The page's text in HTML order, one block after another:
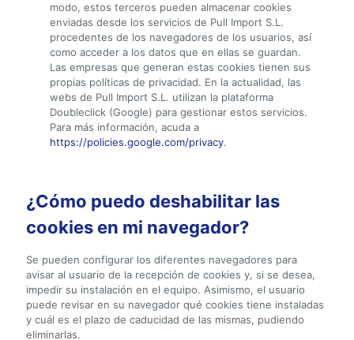
modo, estos terceros pueden almacenar cookies
enviadas desde los servicios de Pull Import S.L.
procedentes de los navegadores de los usuarios, así
como acceder a los datos que en ellas se guardan.
Las empresas que generan estas cookies tienen sus
propias políticas de privacidad. En la actualidad, las
webs de Pull Import S.L. utilizan la plataforma
Doubleclick (Google) para gestionar estos servicios.
Para más información, acuda a
https://policies.google.com/privacy.
¿Cómo puedo deshabilitar las
cookies en mi navegador?
Se pueden configurar los diferentes navegadores para
avisar al usuario de la recepción de cookies y, si se desea,
impedir su instalación en el equipo. Asimismo, el usuario
puede revisar en su navegador qué cookies tiene instaladas
y cuál es el plazo de caducidad de las mismas, pudiendo
eliminarlas.